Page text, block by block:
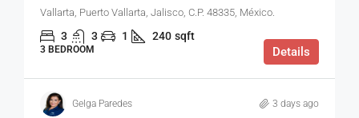
Vallarta, Puerto Vallarta, Jalisco, C.P. 48335, México.
3 3 1 240 sqft
3 BEDROOM Details
Gelga Paredes 3 days ago